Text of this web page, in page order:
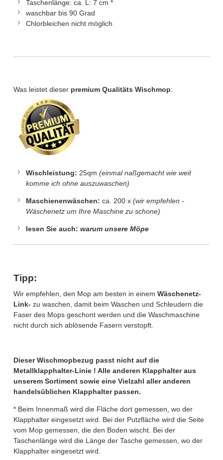
Taschenlänge: ca. L: 7 cm *
waschbar bis 90 Grad
Chlorbleichen nicht möglich
Was leistet dieser premium Qualitäts Wischmop:
Wischleistung: 25qm (einmal naßgemacht wie weit
komme ich ohne auszuwaschen)
Maschienenwäschen: ca. 200 x (wir empfehlen -
Wäschenetz um Ihre Maschine zu schone)
lesen Sie auch: warum unsere Möpe
Tipp:
Wir empfehlen, den Mop am besten in einem Wäschenetz-
Link- zu waschen, damit beim Waschen und Schleudern die
Faser des Mops geschont werden und die Waschmaschine
nicht durch sich ablösende Fasern verstopft.
Dieser Wischmopbezug passt nicht auf die
Metallklapphalter-Linie ! Alle anderen Klapphalter aus
unserem Sortiment sowie eine Vielzahl aller anderen
handelsüblichen Klapphalter passen.
* Beim Innenmaß wird die Fläche dort gemessen, wo der
Klapphalter eingesetzt wird. Bei der Putzfläche wird die Seite
vom Mop gemessen, die den Boden wischt. Bei der
Taschenlänge wird die Länge der Tasche gemessen, wo der
Klapphalter eingesetzt wird.